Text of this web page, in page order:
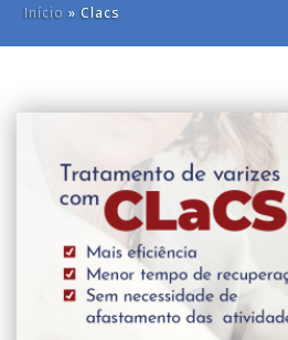
Início »Clacs